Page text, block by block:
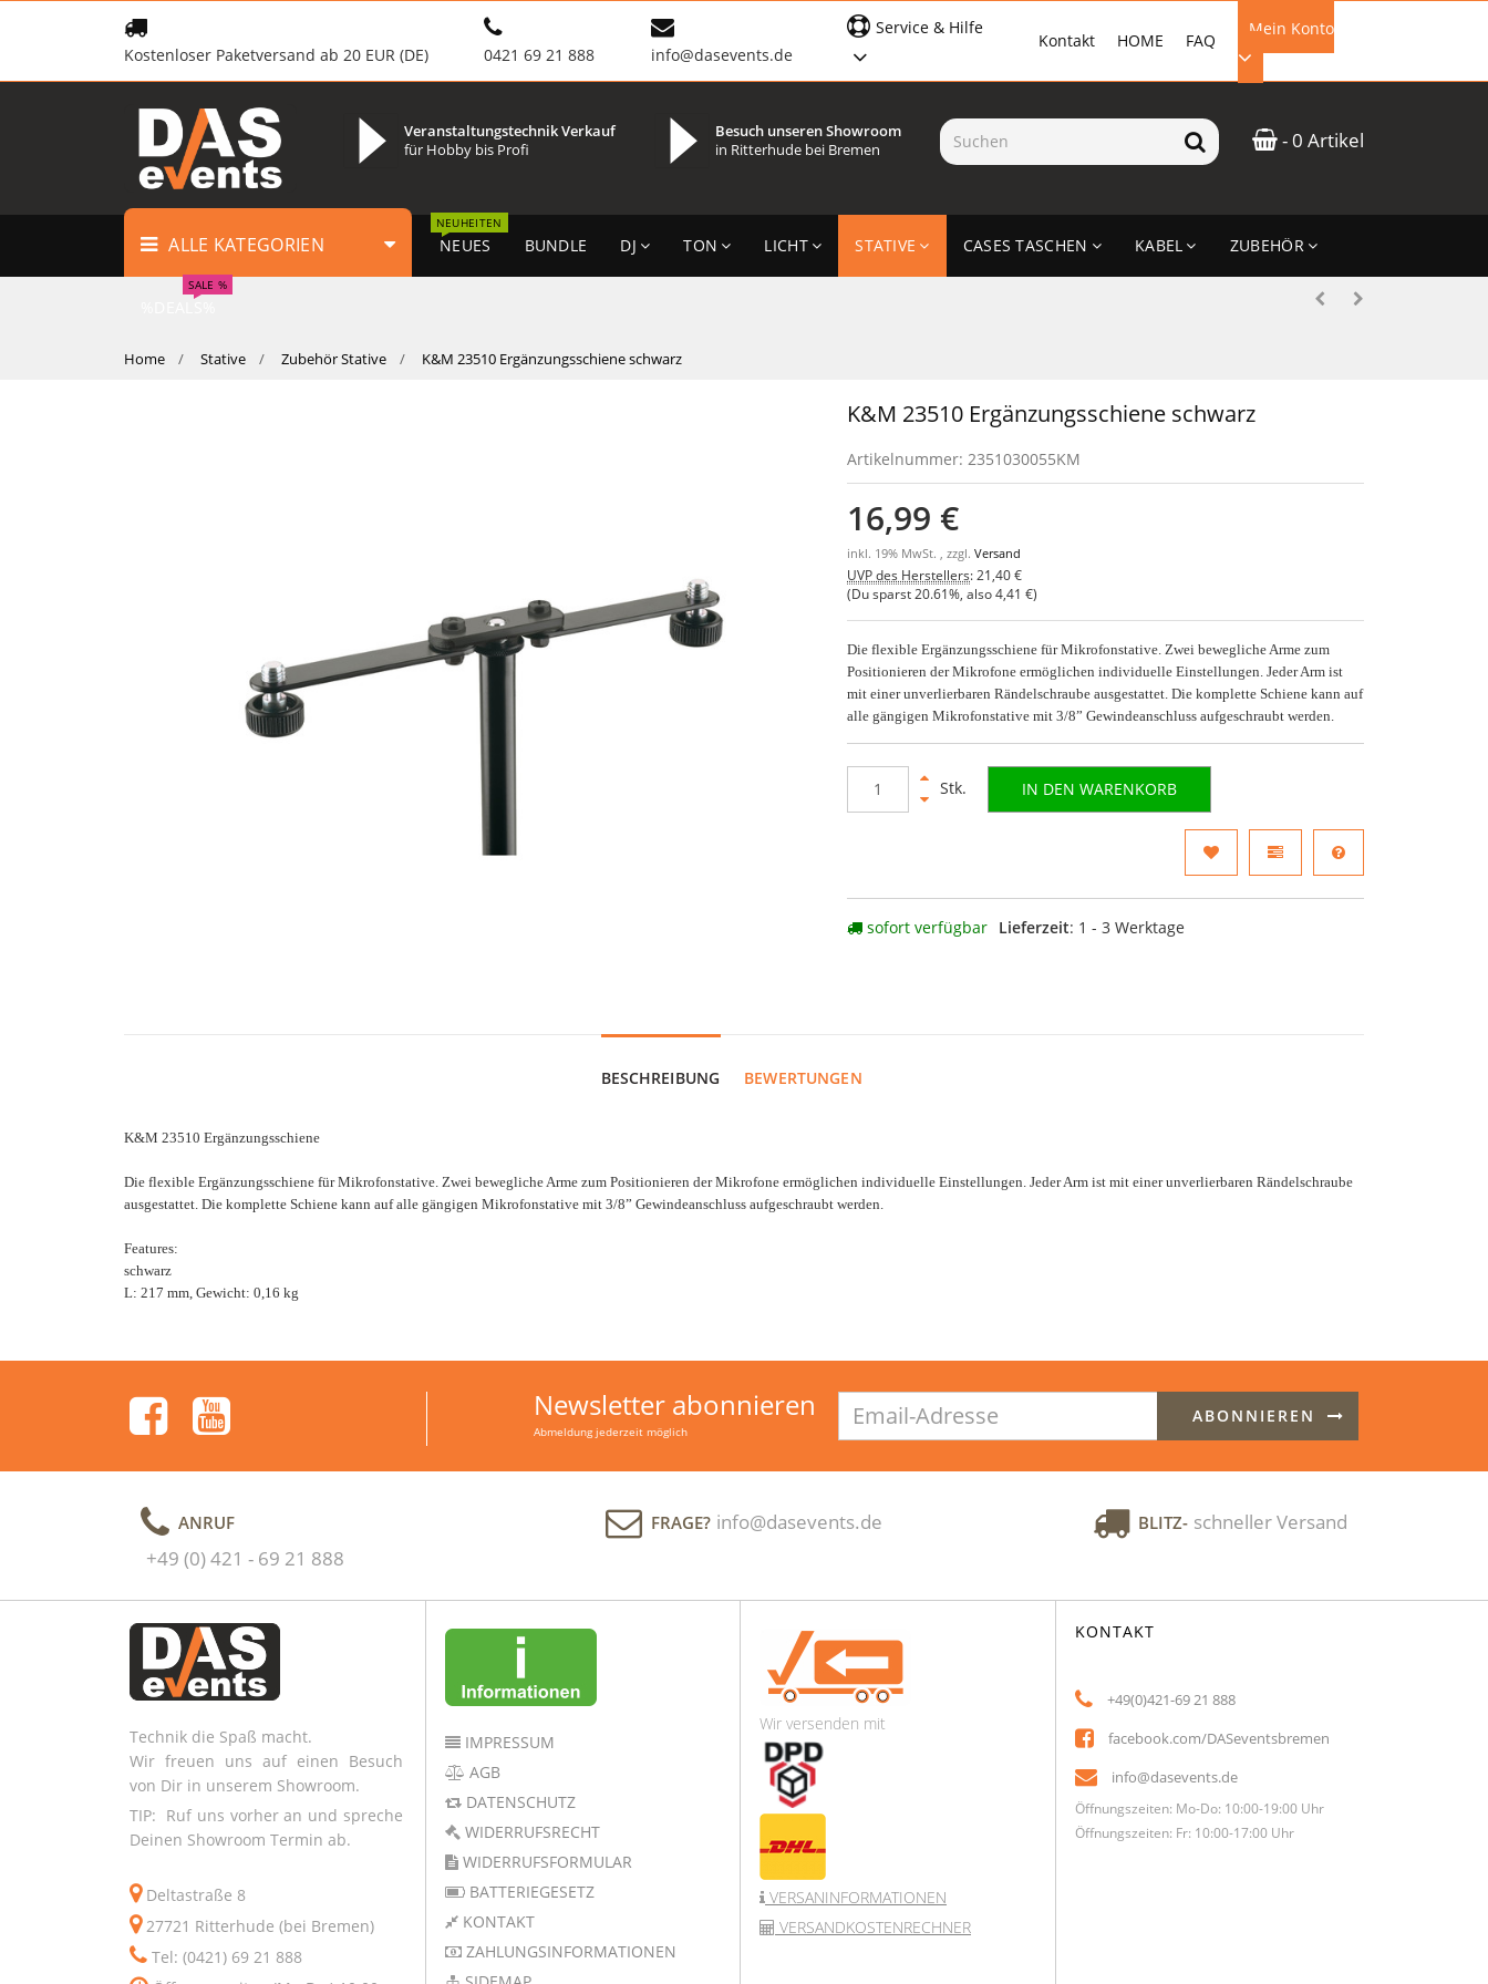
Kostenloser Paketversand ab 20 EUR (DE) 0421 69 21 888 info@dasevents.de
Mein Konto
EMAIL-ADRESSE
ANMELDEN
FAQ
HOME
Kontakt
Service & Hilfe
- 0 Artikel
Veranstaltungstechnik Verkauf
für Hobby bis Profi
Besuch unseren Showroom
in Ritterhude bei Bremen
ALLE KATEGORIEN NEUES
NEUHEITEN
BUNDLE DJ TON LICHT STATIVE CASES TASCHEN KABEL ZUBEHÖR
SALE %
Home Stative Zubehör Stative K&M 23510 Ergänzungsschiene schwarz
K&M 23510 Ergänzungsschiene schwarz
Artikelnummer: 2351030055KM
16,99 €
inkl. 19% MwSt. , zzgl.Versand
UVP des Herstellers: 21,40 €
(Du sparst 20.61% , also4,41 €)
Die flexible Ergänzungsschiene für Mikrofonstative. Zwei bewegliche Arme zum
Positionieren der Mikrofone ermöglichen individuelle Einstellungen. Jeder Arm ist
mit einer unverlierbaren Rändelschraube ausgestattet. Die komplette Schiene kann auf
alle gängigen Mikrofonstative mit 3/8” Gewindeanschluss aufgeschraubt werden.
Stk. IN DEN WARENKORB
sofort verfügbar Lieferzeit: 1 - 3 Werktage
BESCHREIBUNG BEWERTUNGEN
K&M 23510 Ergänzungsschiene
Die flexible Ergänzungsschiene für Mikrofonstative. Zwei bewegliche Arme zum Positionieren der Mikrofone ermöglichen individuelle Einstellungen. Jeder Arm ist mit einer unverlierbaren Rändelschraube
ausgestattet. Die komplette Schiene kann auf alle gängigen Mikrofonstative mit 3/8” Gewindeanschluss aufgeschraubt werden.
Features:
schwarz
L: 217 mm, Gewicht: 0,16 kg
Newsletter abonnieren
Abmeldung jederzeit möglich
Adresse
ABONNIEREN
ANRUF
+49 (0) 421 - 69 21 888
FRAGE? info@dasevents.de BLITZ- schneller Versand
Technik die Spaß macht.
Wir freuen uns auf einen Besuch
von Dir in unserem Showroom.
TIP: Ruf uns vorher an und spreche
Deinen Showroom Termin ab.
Deltastraße 8
27721 Ritterhude (bei Bremen)
Tel: (0421) 69 21 888
IMPRESSUM
AGB
DATENSCHUTZ
WIDERRUFSRECHT
WIDERRUFSFORMULAR
BATTERIEGESETZ
KONTAKT
ZAHLUNGSINFORMATIONEN
Wir versenden mit
VERSANINFORMATIONEN
VERSANDKOSTENRECHNER
KONTAKT
+49(0)421-69 21 888
facebook.com/DASeventsbremen
info@dasevents.de
Öffnungszeiten: Mo-Do: 10:00-19:00 Uhr
Öffnungszeiten: Fr: 10:00-17:00 Uhr